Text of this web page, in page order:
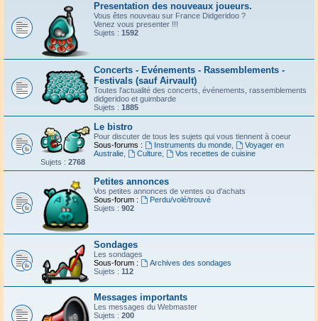
Presentation des nouveaux joueurs.
Vous êtes nouveau sur France Didgeridoo ?
Venez vous presenter !!!
Sujets : 1592
Concerts - Evénements - Rassemblements -
Festivals (sauf Airvault)
Toutes l'actualité des concerts, événements, rassemblements
didgeridoo et guimbarde
Sujets : 1885
Le bistro
Pour discuter de tous les sujets qui vous tiennent à coeur
Sous-forums :
Instruments du monde,
Voyager en
Australie
Culture,
Vos recettes de cuisine
Sujets : 2768
Petites annonces
Vos petites annonces de ventes ou d'achats
Sous-forum :
Perdu/volé/trouvé
Sujets : 902
Sondages
Les sondages
Sous-forum :
Archives des sondages
Sujets : 112
Messages importants
Les messages du Webmaster
Sujets : 200